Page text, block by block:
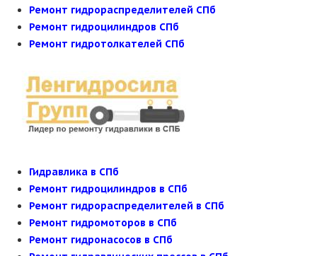
Ремонт гидрораспределителей СПб
Ремонт гидроцилиндров СПб
Ремонт гидротолкателей СПб
Гидравлика в СПб
Ремонт гидроцилиндров в СПб
Ремонт гидрораспределителей в СПб
Ремонт гидромоторов в СПб
Ремонт гидронасосов в СПб